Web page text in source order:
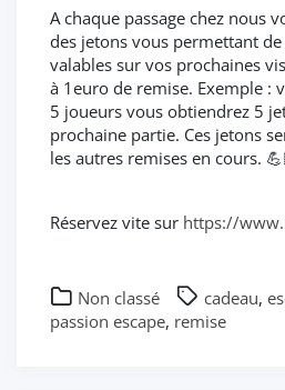
A chaque passage chez nous
des jetons vous permettant
valables sur vos prochaines
à 1euro de remise. Exemple :
5 joueurs vous obtiendrez 5
prochaine partie. Ces jetons
les autres remises en cours.
Réservez vite sur https://
Non classé cadeau,
passion escape, remise